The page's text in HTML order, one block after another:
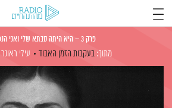
פרק 3 – היא היתה סבתא שלי ואני הנכד שלה
מתוך: בעקבות הזמן האבוד עילי ראונר